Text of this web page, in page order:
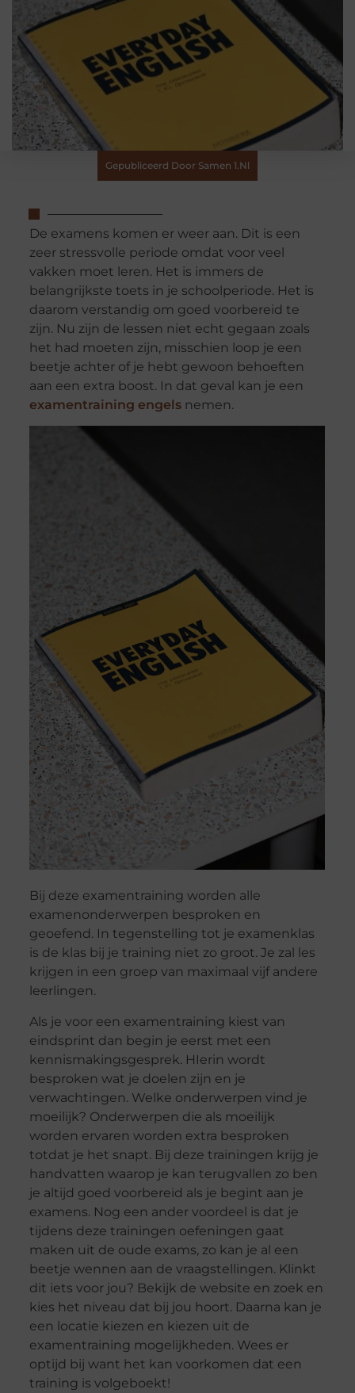
Gepubliceerd Door Samen 1.nl
De examens komen er weer aan. Dit is een
zeer stressvolle periode omdat voor veel
vakken moet leren. Het is immers de
belangrijkste toets in je schoolperiode. Het is
daarom verstandig om goed voorbereid te
zijn. Nu zijn de lessen niet echt gegaan zoals
het had moeten zijn, misschien loop je een
beetje achter of je hebt gewoon behoeften
aan een extra boost. In dat geval kan je een
examentraining engelsnemen.
Bij deze examentraining worden alle
examenonderwerpen besproken en
geoefend. In tegenstelling tot je examenklas
is de klas bij je training niet zo groot. Je zal les
krijgen in een groep van maximaal vijf andere
leerlingen.
Als je voor een examentraining kiest van
eindsprint dan begin je eerst met een
kennismakingsgesprek. HIerin wordt
besproken wat je doelen zijn en je
verwachtingen. Welke onderwerpen vind je
moeilijk? Onderwerpen die als moeilijk
worden ervaren worden extra besproken
totdat je het snapt. Bij deze trainingen krijg je
handvatten waarop je kan terugvallen zo ben
je altijd goed voorbereid als je begint aan je
examens. Nog een ander voordeel is dat je
tijdens deze trainingen oefeningen gaat
maken uit de oude exams, zo kan je al een
beetje wennen aan de vraagstellingen. Klinkt
dit iets voor jou? Bekijk de website en zoek en
kies het niveau dat bij jou hoort. Daarna kan je
een locatie kiezen en kiezen uit de
examentraining mogelijkheden. Wees er
optijd bij want het kan voorkomen dat een
training is volgeboekt!